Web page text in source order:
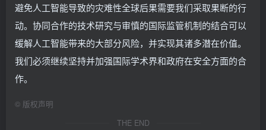
避免人工智能导致的灾难性全球后果需要我们采取果断的行
动。协同合作的技术研究与审慎的国际监管机制的结合可以
缓解人工智能带来的大部分风险，并实现其诸多潜在价值。
我们必须继续坚持并加强国际学术界和政府在安全方面的合
作。
© 版权声明
THE END